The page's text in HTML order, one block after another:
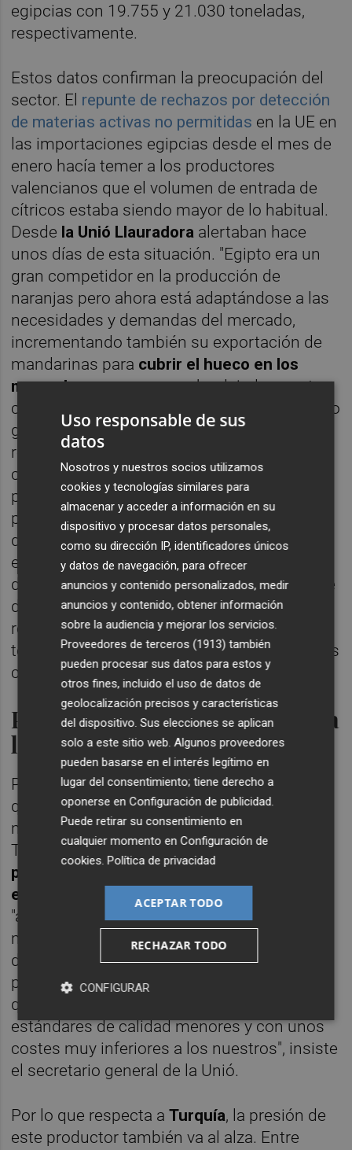
egipcias con 19.755 y 21.030 toneladas,
respectivamente.
Estos datos confirman la preocupación del
sector. El repunte de rechazos por detección
de materias activas no permitidas en la UE en
las importaciones egipcias desde el mes de
enero hacía temer a los productores
valencianos que el volumen de entrada de
cítricos estaba siendo mayor de lo habitual.
Desde la Unió Llauradora alertaban hace
unos días de esta situación. "Egipto era un
gran competidor en la producción de
naranjas pero ahora está adaptándose a las
necesidades y demandas del mercado,
incrementando también su exportación de
mandarinas para cubrir el hueco en los
mercados europeosque ha dejado nuestra
caída en la producción", lamenta el secretario
general de la Unió,Carles Peris. El
responsable de la organización agraria
considera que la situación "es más
preocupante de lo que, a priori, pueda
parecer, porque si los mercados europeos,
que son el principal destino de nuestras
exportaciones, se acostumbran a la entrada
de mandarina egipcia en esta segunda parte
de la campaña, cuando nosotros queramos
recuperar cuota de mercado porque
tengamos más producción, será mucho más
complicado volver a posicionarnos".
Precios estables pero riesgos a
largo plazo
Por el momento, esta competencia egipcia,
que se suma a otros productores de
mandarinas del hemisferio norte como
Turquía,no está distorsionando los precios
porque "la demanda y la oferta están
equilibradas"
pero Peris insiste en que
"aunque ahora nuestra producción esté
manteniendo buenos precios en origen y
destino, el problema a largo plazo es la
pérdida de cuota de mercado". A ello se une
que "son países que producen con unos
estándares de calidad menores y con unos
costes muy inferiores a los nuestros", insiste
el secretario general de la Unió.
Por lo que respecta aTurquía, la presión de
este productor también va al alza. Entre
Uso responsable de sus
datos
Nosotros y nuestros socios utilizamos
cookies y tecnologías similares para
almacenar y acceder a información en su
dispositivo y procesar datos personales,
como su dirección IP, identificadores únicos
y datos de navegación, para ofrecer
anuncios y contenido personalizados, medir
anuncios y contenido, obtener información
sobre la audiencia y mejorar los servicios.
Proveedores de terceros (1913) también
pueden procesar sus datos para estos y
otros fines, incluido el uso de datos de
geolocalización precisos y características
del dispositivo. Sus elecciones se aplican
solo a este sitio web. Algunos proveedores
pueden basarse en el interés legítimo en
lugar del consentimiento; tiene derecho a
oponerse enConfiguración de publicidad
Puede retirar su consentimiento en
cualquier momento enConfiguración de
cookies .Política de privacidad
ACEPTAR TODO
RECHAZAR TODO
CONFIGURAR